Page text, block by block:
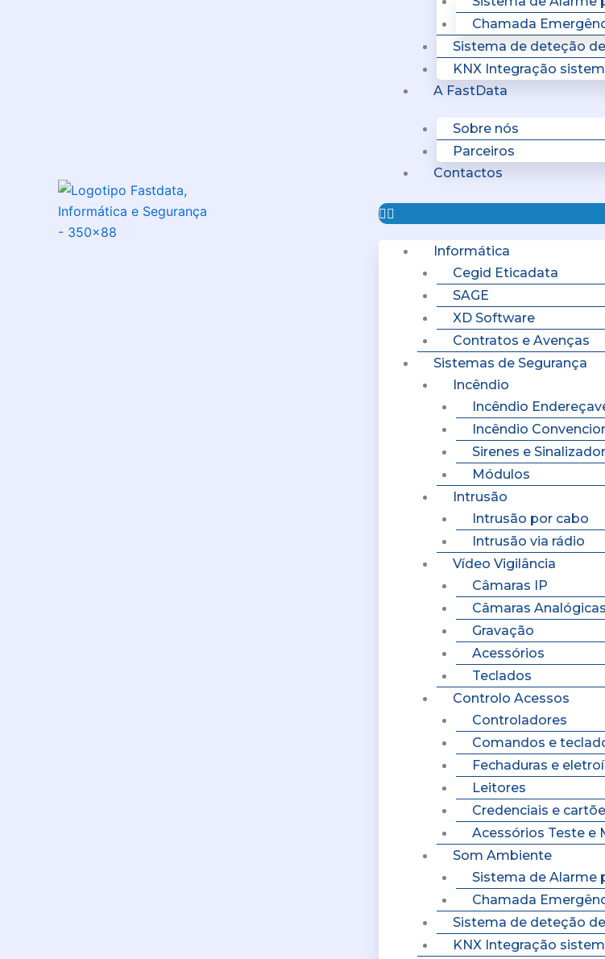
Chamada
Sistema de deteção
KNX Integração
A FastData
Sobre nós
Parceiros
Contactos
Informática
Cegid Eticadata
SAGE
XD Software
Contratos e Avenças
Sistemas de Segurança
Incêndio
Incêndio
Incêndio
Sirenes e
Módulos
Intrusão
Intrusão por cabo
Intrusão via rádio
Vídeo Vigilância
Câmaras IP
Câmaras Analógicas
Gravação
Acessórios
Teclados
Controlo Acessos
Controladores
Comandos e
Fechaduras e
Leitores
Credenciais e
Acessórios Teste e
Som Ambiente
Sistema de Alarme
Chamada
Sistema de deteção
KNX Integração